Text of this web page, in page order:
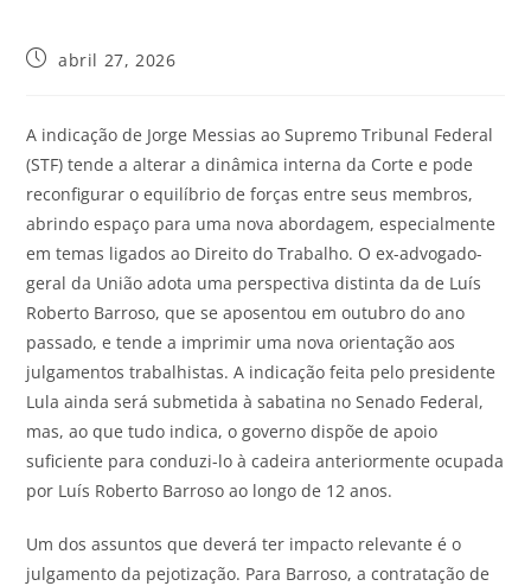
abril 27, 2026
A indicação de Jorge Messias ao Supremo Tribunal Federal
(STF) tende a alterar a dinâmica interna da Corte e pode
reconfigurar o equilíbrio de forças entre seus membros,
abrindo espaço para uma nova abordagem, especialmente
em temas ligados ao Direito do Trabalho. O ex-advogado-
geral da União adota uma perspectiva distinta da de Luís
Roberto Barroso, que se aposentou em outubro do ano
passado, e tende a imprimir uma nova orientação aos
julgamentos trabalhistas. A indicação feita pelo presidente
Lula ainda será submetida à sabatina no Senado Federal,
mas, ao que tudo indica, o governo dispõe de apoio
suficiente para conduzi-lo à cadeira anteriormente ocupada
por Luís Roberto Barroso ao longo de 12 anos.
Um dos assuntos que deverá ter impacto relevante é o
julgamento da pejotização. Para Barroso, a contratação de